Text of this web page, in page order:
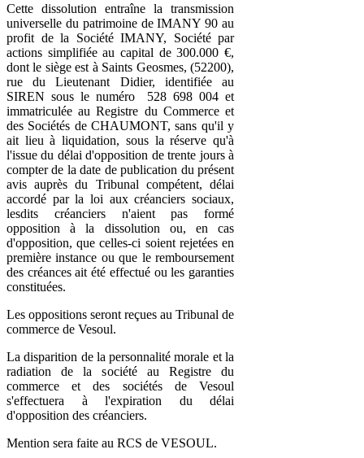
Cette dissolution entraîne la transmission
universelle du patrimoine de IMANY 90 au
profit de la Société IMANY, Société par
actions simplifiée au capital de 300.000 €,
dont le siège est à Saints Geosmes, (52200),
rue du Lieutenant Didier, identifiée au
SIREN sous le numéro 528 698 004 et
immatriculée au Registre du Commerce et
des Sociétés de CHAUMONT, sans qu'il y
ait lieu à liquidation, sous la réserve qu'à
l'issue du délai d'opposition de trente jours à
compter de la date de publication du présent
avis auprès du Tribunal compétent, délai
accordé par la loi aux créanciers sociaux,
lesdits créanciers n'aient pas formé
opposition à la dissolution ou, en cas
d'opposition, que celles-ci soient rejetées en
première instance ou que le remboursement
des créances ait été effectué ou les garanties
constituées.
Les oppositions seront reçues au Tribunal de
commerce de Vesoul.
La disparition de la personnalité morale et la
radiation de la société au Registre du
commerce et des sociétés de Vesoul
s'effectuera à l'expiration du délai
d'opposition des créanciers.
Mention sera faite au RCS de VESOUL.